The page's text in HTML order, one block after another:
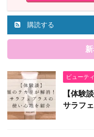
購読する
ビューテ
【体験
サラフ